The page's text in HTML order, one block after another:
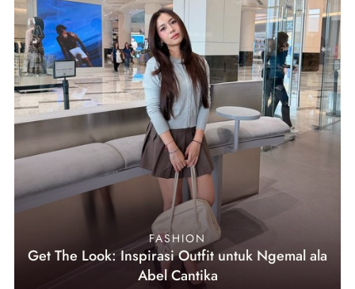
FASHION
Get The Look: Inspirasi Outfit untuk Ngemal ala
Abel Cantika